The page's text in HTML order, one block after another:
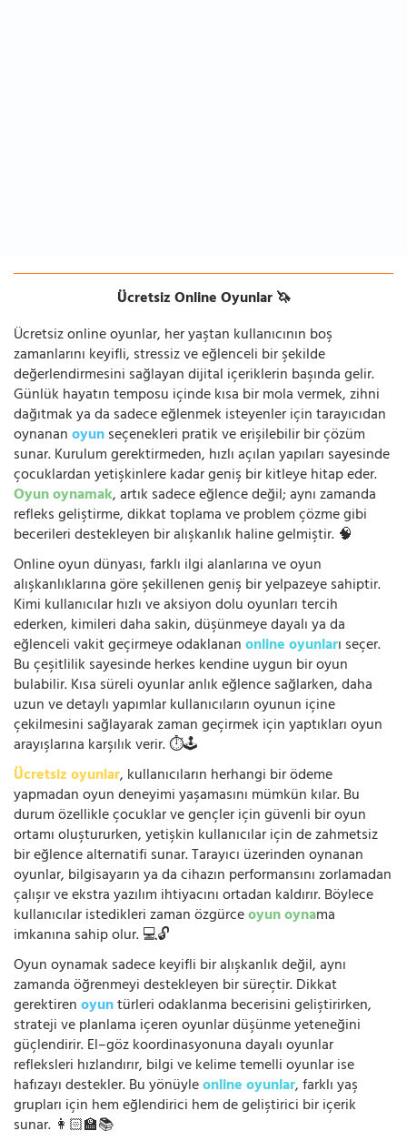
Ücretsiz Online Oyunlar 🦄
Ücretsiz online oyunlar, her yaştan kullanıcının boş
zamanlarını keyifli, stressiz ve eğlenceli bir şekilde
değerlendirmesini sağlayan dijital içeriklerin başında gelir.
Günlük hayatın temposu içinde kısa bir mola vermek, zihni
dağıtmak ya da sadece eğlenmek isteyenler için tarayıcıdan
oynananoyunseçenekleri pratik ve erişilebilir bir çözüm
sunar. Kurulum gerektirmeden, hızlı açılan yapıları sayesinde
çocuklardan yetişkinlere kadar geniş bir kitleye hitap eder.
Oyun oynamak, artık sadece eğlence değil; aynı zamanda
refleks geliştirme, dikkat toplama ve problem çözme gibi
becerileri destekleyen bir alışkanlık haline gelmiştir. 🧠
Online oyun dünyası, farklı ilgi alanlarına ve oyun
alışkanlıklarına göre şekillenen geniş bir yelpazeye sahiptir.
Kimi kullanıcılar hızlı ve aksiyon dolu oyunları tercih
ederken, kimileri daha sakin, düşünmeye dayalı ya da
eğlenceli vakit geçirmeye odaklananonline oyunları seçer.
Bu çeşitlilik sayesinde herkes kendine uygun bir oyun
bulabilir. Kısa süreli oyunlar anlık eğlence sağlarken, daha
uzun ve detaylı yapımlar kullanıcıların oyunun içine
çekilmesini sağlayarak zaman geçirmek için yaptıkları oyun
arayışlarına karşılık verir. ⏱️🕹️
Ücretsiz oyunlar, kullanıcıların herhangi bir ödeme
yapmadan oyun deneyimi yaşamasını mümkün kılar. Bu
durum özellikle çocuklar ve gençler için güvenli bir oyun
ortamı oluştururken, yetişkin kullanıcılar için de zahmetsiz
bir eğlence alternatifi sunar. Tarayıcı üzerinden oynanan
oyunlar, bilgisayarın ya da cihazın performansını zorlamadan
çalışır ve ekstra yazılım ihtiyacını ortadan kaldırır. Böylece
kullanıcılar istedikleri zaman özgürceoyun oynama
imkanına sahip olur. 💻🔓
Oyun oynamak sadece keyifli bir alışkanlık değil, aynı
zamanda öğrenmeyi destekleyen bir süreçtir. Dikkat
gerektirenoyuntürleri odaklanma becerisini geliştirirken,
strateji ve planlama içeren oyunlar düşünme yeteneğini
güçlendirir. El–göz koordinasyonuna dayalı oyunlar
refleksleri hızlandırır, bilgi ve kelime temelli oyunlar ise
hafızayı destekler. Bu yönüyleonline oyunlar, farklı yaş
grupları için hem eğlendirici hem de geliştirici bir içerik
sunar. 👩🏻‍🏫📚